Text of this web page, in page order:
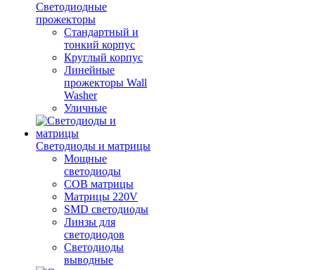
Светодиодные
прожекторы
Стандартный и
тонкий корпус
Круглый корпус
Линейные
прожекторы Wall
Washer
Уличные
Светодиоды и матрицы
Мощные
светодиоды
COB матрицы
Матрицы 220V
SMD светодиоды
Линзы для
светодиодов
Светодиоды
выводные